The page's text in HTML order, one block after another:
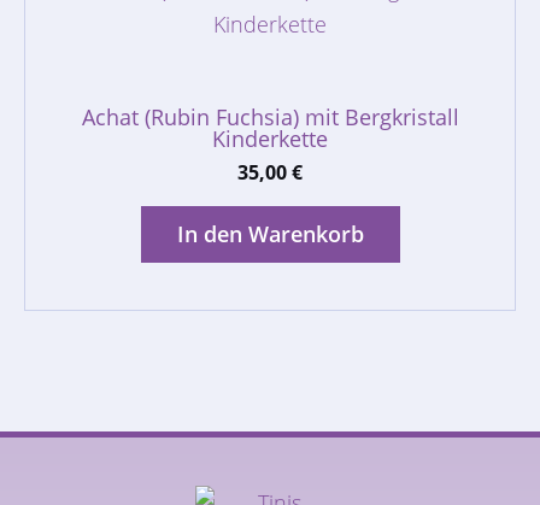
Achat (Rubin Fuchsia) mit Bergkristall
Kinderkette
35,00€
In den Warenkorb